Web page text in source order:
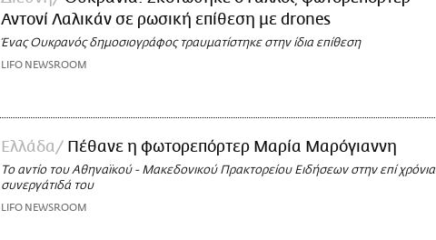
Αντονί Λαλικάν σε ρωσική επίθεση με drones
Ένας Ουκρανός δημοσιογράφος τραυματίστηκε στην ίδια επίθεση
LIFO NEWSROOM
Ελλάδα Πέθανε η φωτορεπόρτερ Μαρία Μαρόγιαννη
Το αντίο του Αθηναϊκού - Μακεδονικού Πρακτορείου Ειδήσεων στην επί χρόνια
συνεργάτιδά του
LIFO NEWSROOM